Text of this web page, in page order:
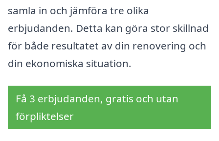
samla in och jämföra tre olika
erbjudanden. Detta kan göra stor skillnad
för både resultatet av din renovering och
din ekonomiska situation.
Få 3 erbjudanden, gratis och utan
förpliktelser